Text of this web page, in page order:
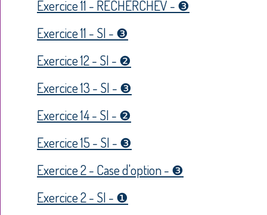
Exercice 11 - RECHERCHEV - ❸
Exercice 11 - SI - ❸
Exercice 12 - SI - ❷
Exercice 13 - SI - ❸
Exercice 14 - SI - ❷
Exercice 15 - SI - ❸
Exercice 2 - Case d'option - ❸
Exercice 2 - SI - ❶